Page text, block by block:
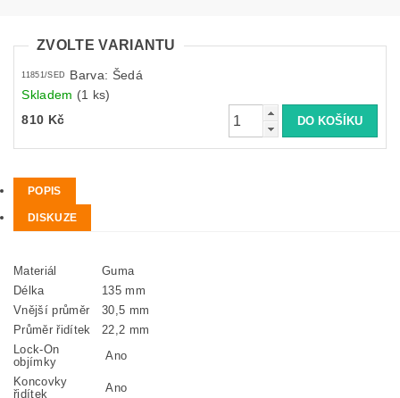
ZVOLTE VARIANTU
11851/SED
Barva: Šedá
Skladem (1 ks)
810 Kč
POPIS
DISKUZE
Materiál
Guma
Délka
135 mm
Vnější průměr
30,5 mm
Průměr řidítek
22,2 mm
Lock-On
objímky
Ano
Koncovky
řidítek
Ano